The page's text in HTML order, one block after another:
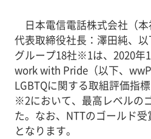
日本電信電話株式会社（本
代表取締役社長：澤田純、
グループ18社※1は、2020年
work with Pride（以下、
LGBTQに関する取組評価指標
※2において、最高レベルの
た。なお、NTTのゴールド
となります。